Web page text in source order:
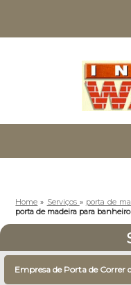
Home » Serviços » porta de
porta de madeira para
Empresa de Porta de Correr